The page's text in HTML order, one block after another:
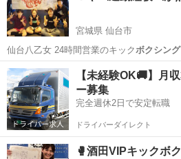
宮城県 仙台市
仙台八乙女 24時間営業のキック ボクシン
し…
宮城 仙台市 空手/他格闘技 キ
【未経験OK🚚】月
ー募集
完全週休2日で安定転職
ドライバーダイレクト
🥊酒田VIPキックボ